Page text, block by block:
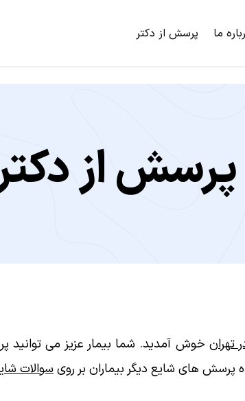
ما پرسش از دکتر
پرسش از
تهران خوش آمدید. شما بیمار عزیز می توانید
های شایع دیگر بیماران بر رویسوالات